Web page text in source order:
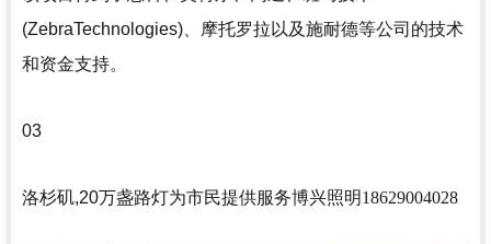
(ZebraTechnologies)、摩托罗拉以及施耐德等公司的技术
和资金支持。
03
洛杉矶,20万盏路灯为市民提供服务博兴照明18629004028